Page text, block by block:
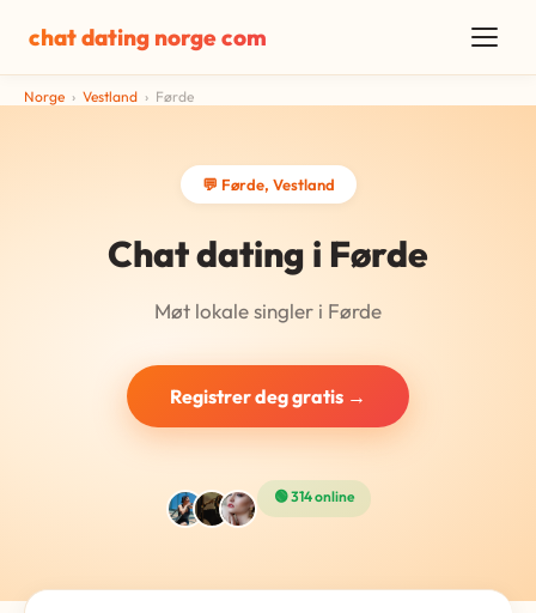
chat dating norge com
Norge › Vestland › Førde
💬 Førde, Vestland
Chat dating i Førde
Møt lokale singler i Førde
Registrer deg gratis →
🟢 314 online